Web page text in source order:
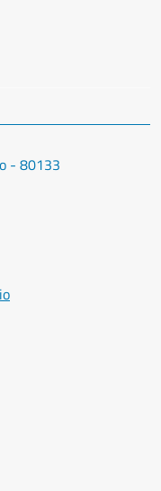
- 80133